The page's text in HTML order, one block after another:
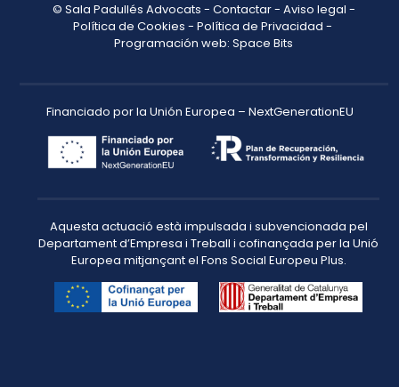
© Sala Padullés Advocats - Contactar- Aviso legal -
Política de Cookies - Política de Privacidad -
Programación web: Space Bits
Financiado por la Unión Europea – NextGenerationEU
Aquesta actuació està impulsada i subvencionada pel
Departament d’Empresa i Treball i cofinançada per la Unió
Europea mitjançant el Fons Social Europeu Plus.